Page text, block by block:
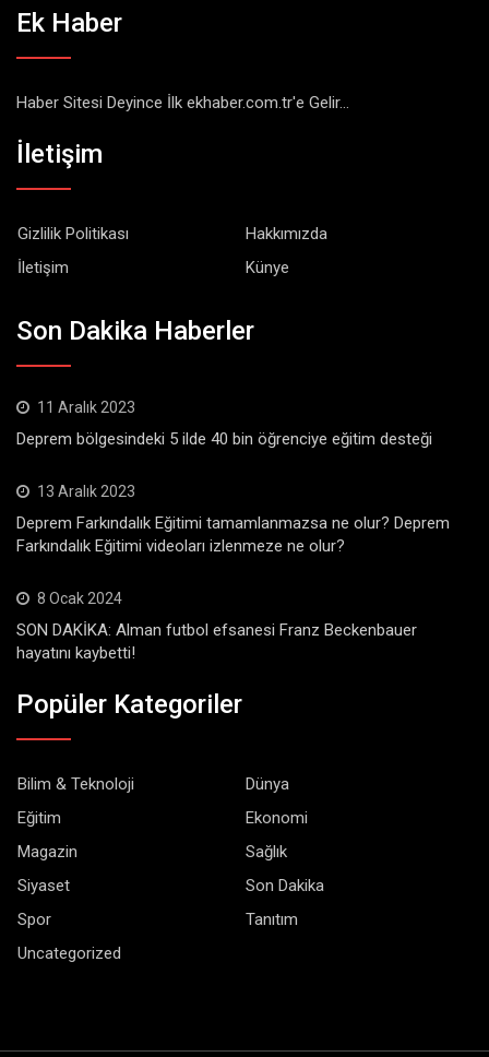
Ek Haber
Haber Sitesi Deyince İlk ekhaber.com.tr'e Gelir...
İletişim
Gizlilik Politikası
Hakkımızda
İletişim
Künye
Son Dakika Haberler
11 Aralık 2023
Deprem bölgesindeki 5 ilde 40 bin öğrenciye eğitim desteği
13 Aralık 2023
Deprem Farkındalık Eğitimi tamamlanmazsa ne olur? Deprem
Farkındalık Eğitimi videoları izlenmeze ne olur?
8 Ocak 2024
SON DAKİKA: Alman futbol efsanesi Franz Beckenbauer
hayatını kaybetti!
Popüler Kategoriler
Bilim & Teknoloji
Dünya
Eğitim
Ekonomi
Magazin
Sağlık
Siyaset
Son Dakika
Spor
Tanıtım
Uncategorized